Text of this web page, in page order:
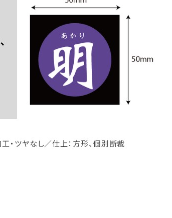
ツヤなし／仕上：方形、個別断裁